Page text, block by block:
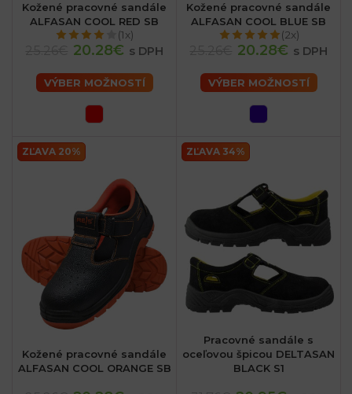
Kožené pracovné sandále
ALFASAN COOL RED SB
(1x)
20.28€ s DPH
VÝBER MOŽNOSTÍ
Kožené pracovné sandále
ALFASAN COOL BLUE SB
(2x)
20.28€ s DPH
VÝBER MOŽNOSTÍ
ZĽAVA 20%
Kožené pracovné sandále
ALFASAN COOL ORANGE SB
ZĽAVA 34%
Pracovné sandále s
oceľovou špicou DELTASAN
BLACK S1